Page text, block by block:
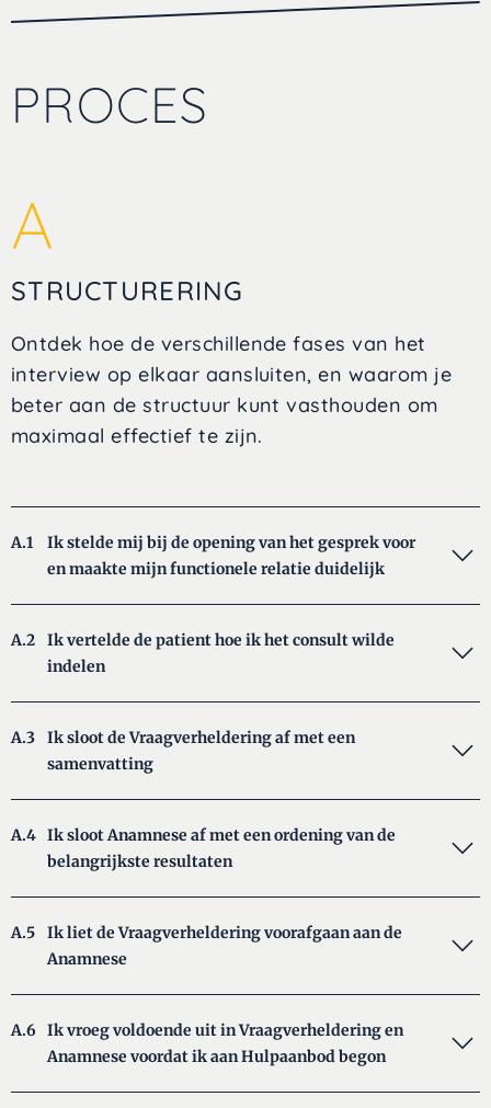
PROCES
A
STRUCTURERING
Ontdek hoe de verschillende fases van het
interview op elkaar aansluiten, en waarom je
beter aan de structuur kunt vasthouden om
maximaal effectief te zijn.
A.1
Ik stelde mij bij de opening van het gesprek voor
en maakte mijn functionele relatie duidelijk
A.2
Ik vertelde de patient hoe ik het consult wilde
indelen
A.3
Ik sloot de Vraagverheldering af met een
samenvatting
A.4 Ik sloot Anamnese af met een ordening van de
belangrijkste resultaten
A.5
Ik liet de Vraagverheldering voorafgaan aan de
Anamnese
A.6
Ik vroeg voldoende uit in Vraagverheldering en
Anamnese voordat ik aan Hulpaanbod begon